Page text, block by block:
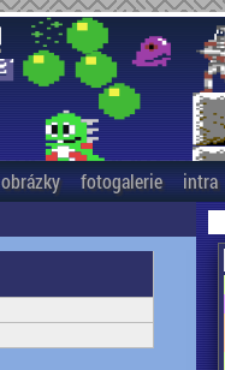
obrázky fotogalerie intra